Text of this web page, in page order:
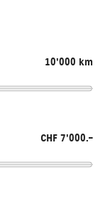
10'000 km
CHF 7'000.–